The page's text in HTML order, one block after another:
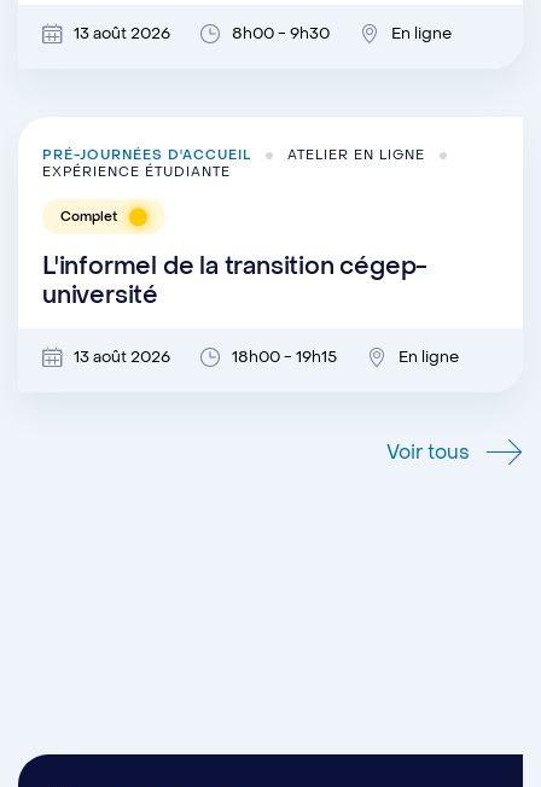
13 août 2026 8h00 - 9h30 En ligne
PRÉ-JOURNÉES D'ACCUEIL
ATELIER EN LIGNE
EXPÉRIENCE ÉTUDIANTE
Complet
L'informel de la transition cégep-
université
13 août 2026 18h00 - 19h15 En ligne
Voir tous